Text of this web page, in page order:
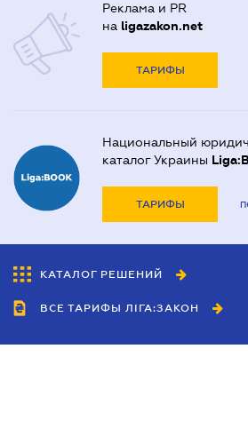
Реклама и PR
на ligazakon.net
ТАРИФЫ
Национальный
каталог Украины
ТАРИФЫ
КАТАЛОГ РЕШЕНИЙ
ВСЕ ТАРИФЫ ЛІГА:ЗАКОН